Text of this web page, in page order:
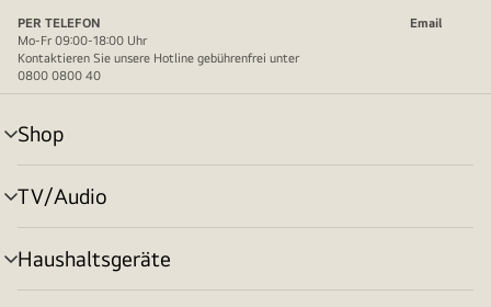
PER TELEFON
Email
Mo-Fr 09:00-18:00 Uhr
Kontaktieren Sie unsere Hotline gebührenfrei unter
0800 0800 40
Shop
Menü
umschalten
TV/Audio
Menü
umschalten
Haushaltsgeräte
Menü
umschalten